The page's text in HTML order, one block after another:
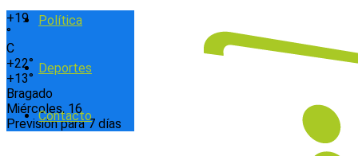
+19
°
C
+22°
+13°
Bragado
Miércoles, 16
Previsión para 7 días
Política
Deportes
Contacto